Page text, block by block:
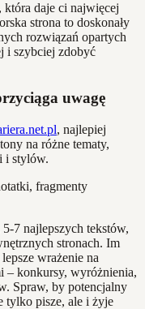
która daje ci najwięcej
strona to doskonały
rozwiązań opartych
i szybciej zdobyć
uwagę
, najlepiej
na różne tematy,
i stylów.
7 najlepszych tekstów,
stronach. Im
wrażenie na
– konkursy, wyróżnienia,
Spraw, by potencjalny
tylko pisze, ale i żyje